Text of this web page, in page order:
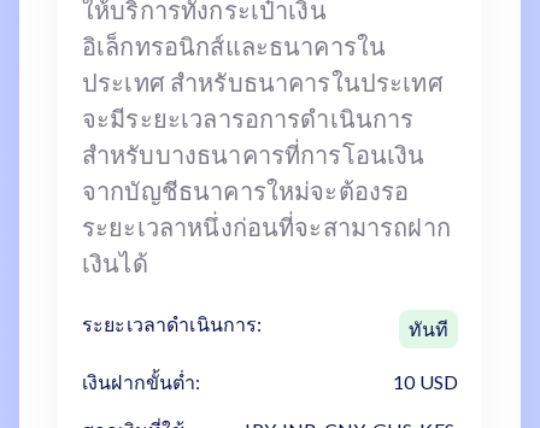
ให้บริการทั้งกระเป๋าเงิน
อิเล็กทรอนิกส์และธนาคารใน
ประเทศ สำหรับธนาคารในประเทศ
จะมีระยะเวลารอการดำเนินการ
สำหรับบางธนาคารที่การโอนเงิน
จากบัญชีธนาคารใหม่จะต้องรอ
ระยะเวลาหนึ่งก่อนที่จะสามารถฝาก
เงินได้
ระยะเวลาดำเนินการ: ทันที
เงินฝากขั้นต่ำ: 10 USD